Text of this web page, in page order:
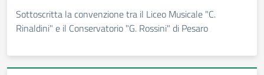
Sottoscritta la convenzione tra il Liceo Musicale "C.
Rinaldini" e il Conservatorio "G. Rossini" di Pesaro